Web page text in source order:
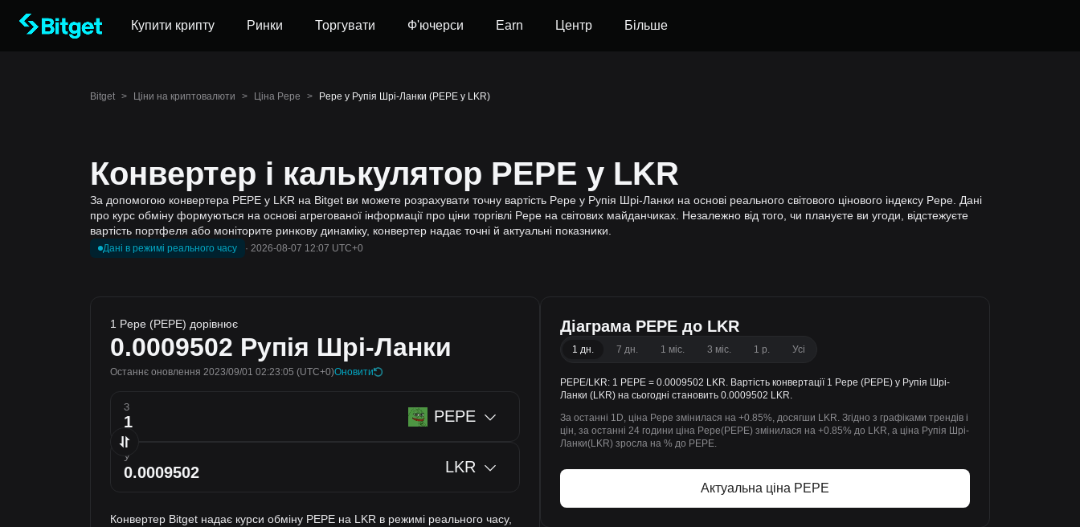
Купити крипту Ринки Торгувати Ф'ючерси Earn Центр Більше
Bitget > Ціни на криптовалюти > Ціна Pepe > Pepe у Рупія Шрі-Ланки (PEPE у LKR)
Конвертер і калькулятор PEPE у LKR
За допомогою конвертера PEPE у LKR на Bitget ви можете розрахувати точну вартість Pepe у Рупія Шрі-Ланки на основі реального світового цінового індексу Pepe. Дані
про курс обміну формуються на основі агрегованої інформації про ціни торгівлі Pepe на світових майданчиках. Незалежно від того, чи плануєте ви угоди, відстежуєте
вартість портфеля або моніторите ринкову динаміку, конвертер надає точні й актуальні показники.
Дані в режимі реального часу · 2026-08-07 12:07 UTC+0
1 Pepe (PEPE) дорівнює
0.0009502 Рупія Шрі-Ланки
Останнє оновлення 2023/09/01 02:23:05 (UTC+0)Оновити
З PEPE
У LKR
Конвертер Bitget надає курси обміну PEPE на LKR в режимі реального часу,
Діаграма PEPE до LKR
1 дн. 7 дн. 1 міс. 3 міс. 1 р. Усі
PEPE/LKR: 1 PEPE = 0.0009502 LKR. Вартість конвертації 1 Pepe (PEPE) у Рупія Шрі-
Ланки (LKR) на сьогодні становить 0.0009502 LKR.
За останні 1D, ціна Pepe змінилася на +0.85%, досягши LKR. Згідно з графіками трендів і
цін, за останні 24 години ціна Pepe(PEPE) змінилася на +0.85% до LKR, а ціна Рупія Шрі-
Ланки(LKR) зросла на % до PEPE.
Актуальна ціна PEPE